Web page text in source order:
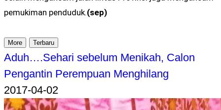
pemukiman penduduk.(sep)
More Terbaru
Aduh….Sehari sebelum Menikah, Calon
Pengantin Perempuan Menghilang
2017-04-02